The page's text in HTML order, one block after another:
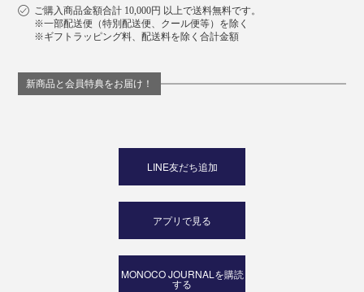
ご購入商品金額合計 10,000円 以上で送料無料です。
※一部配送便（特別配送便、クール便等）を除く
※ギフトラッピング料、配送料を除く合計金額
新商品と会員特典をお届け！
LINE友だち追加
アプリで見る
MONOCO JOURNALを購読
する